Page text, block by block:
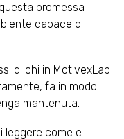
promessa
capace di
di chi in MotivexLab
fa in modo
mantenuta.
leggere come e